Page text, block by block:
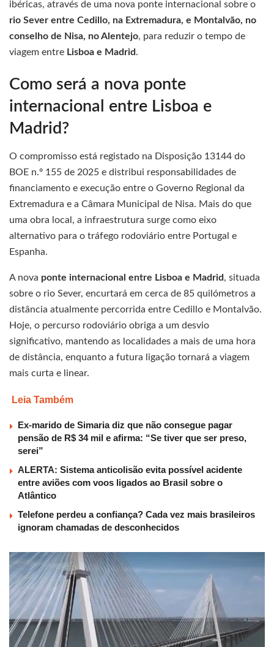
ibéricas, através de uma nova ponte internacional sobre o
rio Sever entre Cedillo, na Extremadura, e Montalvão, no
conselho de Nisa, no Alentejo, para reduzir o tempo de
viagem entre Lisboa e Madrid.
Como será a nova ponte
internacional entre Lisboa e
Madrid?
O compromisso está registado na Disposição 13144 do
BOE n.º 155 de 2025 e distribui responsabilidades de
financiamento e execução entre o Governo Regional da
Extremadura e a Câmara Municipal de Nisa. Mais do que
uma obra local, a infraestrutura surge como eixo
alternativo para o tráfego rodoviário entre Portugal e
Espanha.
A nova ponte internacional entre Lisboa e Madrid, situada
sobre o rio Sever, encurtará em cerca de 85 quilómetros a
distância atualmente percorrida entre Cedillo e Montalvão.
Hoje, o percurso rodoviário obriga a um desvio
significativo, mantendo as localidades a mais de uma hora
de distância, enquanto a futura ligação tornará a viagem
mais curta e linear.
Leia Também
Ex-marido de Simaria diz que não consegue pagar
pensão de R$ 34 mil e afirma: “Se tiver que ser preso,
serei”
ALERTA: Sistema anticolisão evita possível acidente
entre aviões com voos ligados ao Brasil sobre o
Atlântico
Telefone perdeu a confiança? Cada vez mais brasileiros
ignoram chamadas de desconhecidos